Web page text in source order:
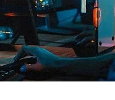
页游戏全攻略